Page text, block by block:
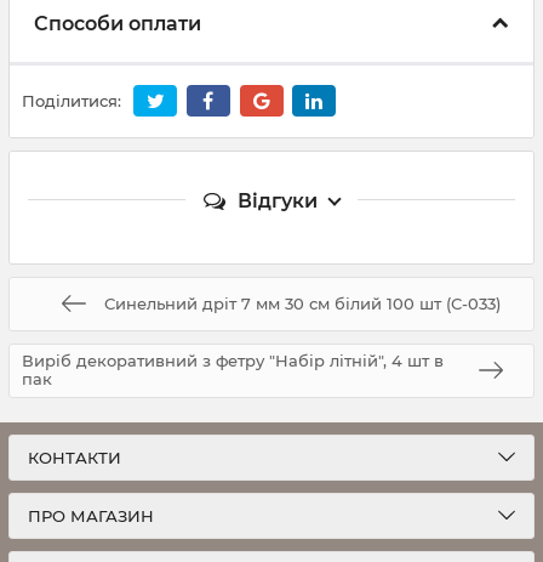
Способи оплати
Поділитися:
Відгуки
Синельний дріт 7 мм 30 см білий 100 шт (С-033)
Виріб декоративний з фетру "Набір літній", 4 шт в
пак
КОНТАКТИ
ПРО МАГАЗИН